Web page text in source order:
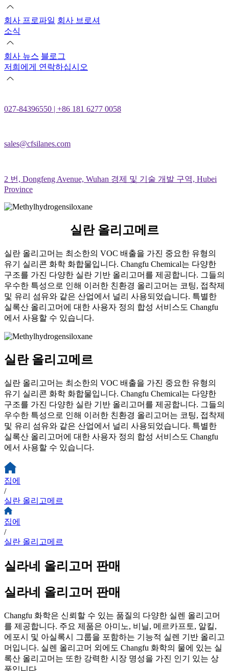
회사 프로파일 회사 브로셔
소식
회사 뉴스 블로그
저희에게 연락하십시오
027-84396550 | +86 181 6277 0058
sales@cfsilanes.com
2 번, Dongfeng Avenue, Wuhan 경제 및 기술 개발 구역, Hubei
Province
실란 올리고메르
실란 올리고머는 최소한의 VOC 배출을 가진 중요한 유형의
유기 실리콘 화학 화합물입니다. Changfu Chemical는 다양한
구조를 가진 다양한 실란 기반 올리고머를 제공합니다. 그들의
우수한 특성으로 인해 이러한 친환경 올리고머는 코팅, 접착제
및 유리 섬유와 같은 산업에서 널리 사용되었습니다. 특별한
실록산 올리고머에 대한 사용자 정의 합성 서비스도 Changfu
에서 사용할 수 있습니다.
실란 올리고메르
실란 올리고머는 최소한의 VOC 배출을 가진 중요한 유형의
유기 실리콘 화학 화합물입니다. Changfu Chemical는 다양한
구조를 가진 다양한 실란 기반 올리고머를 제공합니다. 그들의
우수한 특성으로 인해 이러한 친환경 올리고머는 코팅, 접착제
및 유리 섬유와 같은 산업에서 널리 사용되었습니다. 특별한
실록산 올리고머에 대한 사용자 정의 합성 서비스도 Changfu
에서 사용할 수 있습니다.
집에
/
실란 올리고메르
집에
/
실란 올리고메르
실라네 올리고머 판매
실라네 올리고머 판매
Changfu 화학은 신뢰할 수 있는 품질의 다양한 실렌 올리고머
를 제공합니다. 주요 제품은 아미노, 비닐, 메르카프토, 알킬,
에포시 및 아실록시 그룹을 포함하는 기능적 실렌 기반 올리고
머입니다. 실렌 올리고머 외에도 Changfu 화학의 물에 있는 실
록산 올리고머는 또한 강력한 시장 명성을 가진 인기 있는 상